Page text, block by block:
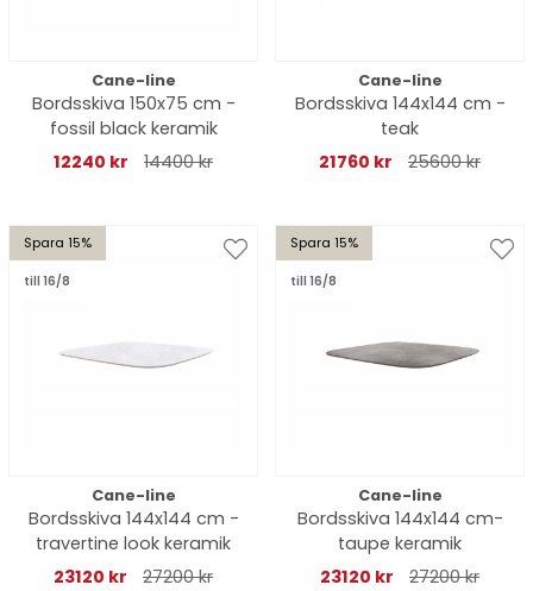
Cane-line
Bordsskiva 150x75 cm -
fossil black keramik
12240 kr
14400 kr
Cane-line
Bordsskiva 144x144 cm -
teak
21760 kr
25600 kr
Spara 15%
till 16/8
Cane-line
Bordsskiva 144x144 cm -
travertine look keramik
23120 kr
27200 kr
Spara 15%
till 16/8
Cane-line
Bordsskiva 144x144 cm-
taupe keramik
23120 kr
27200 kr